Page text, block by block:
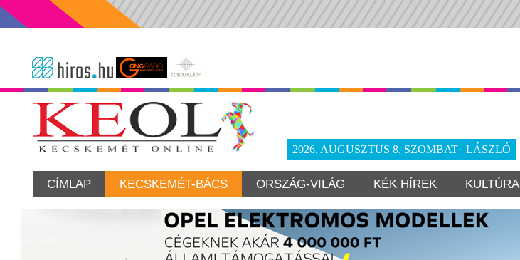
2026. AUGUSZTUS 8. SZOMBAT | LÁSZLÓ
CÍMLAP KECSKEMÉT-BÁCS ORSZÁG-VILÁG KÉK HÍREK KULTÚRA